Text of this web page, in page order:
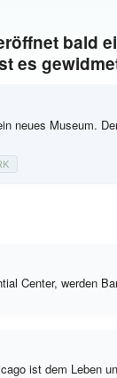
bald
es
neues Museum.
Center, werden
ist dem Leben